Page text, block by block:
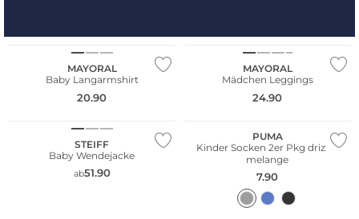
MAYORAL
Baby Langarmshirt
20.90
MAYORAL
Mädchen Leggings
24.90
STEIFF
Baby Wendejacke
ab51.90
PUMA
Kinder Socken 2er Pkg drizzle
melange
7.90